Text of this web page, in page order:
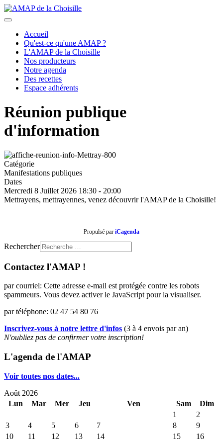
Accueil
Qu'est-ce qu'une AMAP ?
L'AMAP de la Choisille
Nos producteurs
Notre agenda
Des recettes
Espace adhérents
Réunion publique
d'information
Catégorie
Manifestations publiques
Dates
Mercredi 8 Juillet 2026 18:30 - 20:00
Mettrayens, mettrayennes, venez découvrir l'AMAP de la Choisille!
Propulsé par iCagenda
Rechercher
Contactez l'AMAP !
par courriel: Cette adresse e-mail est protégée contre les robots
spammeurs. Vous devez activer le JavaScript pour la visualiser.
par téléphone: 02 47 54 80 76
Inscrivez-vous à notre lettre d'infos (3 à 4 envois par an)
N'oubliez pas de confirmer votre inscription!
L'agenda de l'AMAP
Voir toutes nos dates...
précédent
suivant
Août 2026
Lun
Mar Mer Jeu Ven Sam
Dim
1
2
3
4 5 6 7 8
9
10
11 12 13 14 15 16